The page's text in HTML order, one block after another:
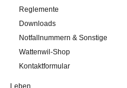
Reglemente
Downloads
Notfallnummern & Sonstige
Wattenwil-Shop
Kontaktformular
Leben